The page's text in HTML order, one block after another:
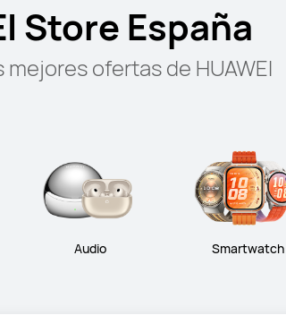
Store España
mejores ofertas de HUAWEI
Audio Smartwatch